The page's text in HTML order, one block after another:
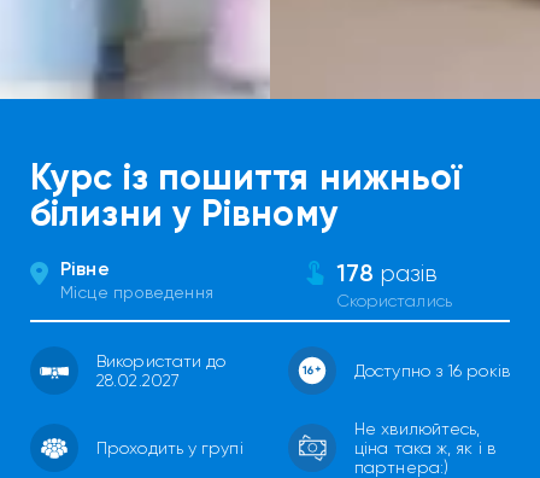
Курс із пошиття нижньої
білизни у Рівному
Рівне
Місце проведення
178 разів
Скористались
Використати до
28.02.2027
Доступно з 16 років
Проходить у групі
Не хвилюйтесь,
ціна така ж, як і в
партнера:)